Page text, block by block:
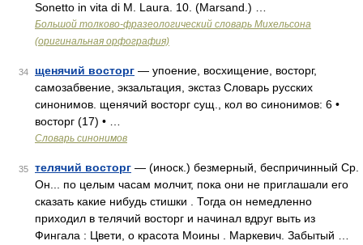
Sonetto in vita di M. Laura. 10. (Marsand.) …
Большой толково-фразеологический словарь Михельсона
(оригинальная орфография)
34 щенячий восторг — упоение, восхищение, восторг,
самозабвение, экзальтация, экстаз Словарь русских
синонимов. щенячий восторг сущ., кол во синонимов: 6 •
восторг (17) • …
Словарь синонимов
35 телячий восторг — (иноск.) безмерный, беспричинный Ср.
Он... по целым часам молчит, пока они не приглашали его
сказать какие нибудь стишки . Тогда он немедленно
приходил в телячий восторг и начинал вдруг выть из
Фингала : Цвети, о красота Моины . Маркевич. Забытый …